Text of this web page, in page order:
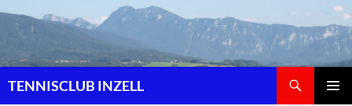
Zum
Inhalt
TENNISCLUB INZELL